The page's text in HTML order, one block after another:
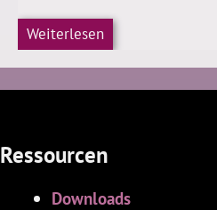
Weiterlesen
Ressourcen
Downloads